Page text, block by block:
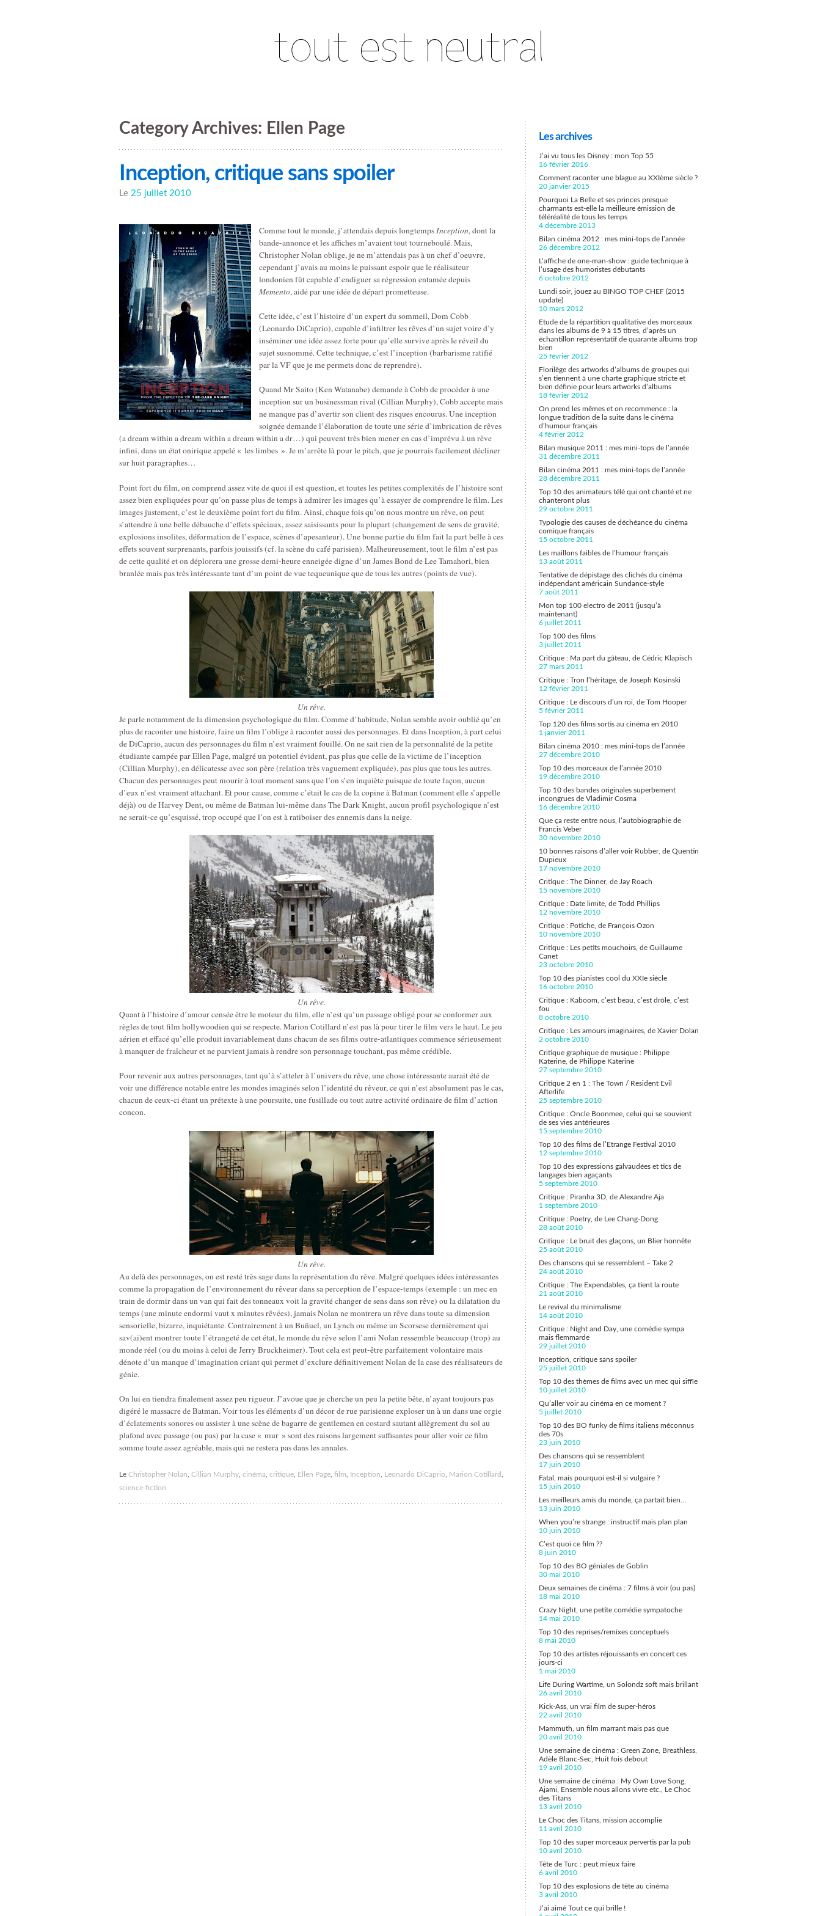
Category Archives: Ellen Page
Inception, critique sans spoiler
Le 25 juillet 2010
Comme tout le monde, j’attendais depuis longtempsInception, dont la
bande-annonce et les affiches m’avaient tout tourneboulé. Mais,
Christopher Nolan oblige, je ne m’attendais pas à un chef d’oeuvre,
cependant j’avais au moins le puissant espoir que le réalisateur
londonien fût capable d’endiguer sa régression entamée depuis
Memento, aidé par une idée de départ prometteuse.
Cette idée, c’est l’histoire d’un expert du sommeil, Dom Cobb
(Leonardo DiCaprio), capable d’infiltrer les rêves d’un sujet voire d’y
inséminer une idée assez forte pour qu’elle survive après le réveil du
sujet susnommé. Cette technique, c’est l’inception (barbarisme ratifié
par la VF que je me permets donc de reprendre).
Quand Mr Saito (Ken Watanabe) demande à Cobb de procéder à une
inception sur un businessman rival (Cillian Murphy), Cobb accepte mais
ne manque pas d’avertir son client des risques encourus. Une inception
soignée demande l’élaboration de toute une série d’imbrication de rêves
(a dream within a dream within a dream within a dr…) qui peuvent très bien mener en cas d’imprévu à un rêve
infini, dans un état onirique appelé « les limbes ». Je m’arrête là pour le pitch, que je pourrais facilement décliner
sur huit paragraphes…
Point fort du film, on comprend assez vite de quoi il est question, et toutes les petites complexités de l’histoire sont
assez bien expliquées pour qu’on passe plus de temps à admirer les images qu’à essayer de comprendre le film. Les
images justement, c’est le deuxième point fort du film. Ainsi, chaque fois qu’on nous montre un rêve, on peut
s’attendre à une belle débauche d’effets spéciaux, assez saisissants pour la plupart (changement de sens de gravité,
explosions insolites, déformation de l’espace, scènes d’apesanteur). Une bonne partie du film fait la part belle à ces
effets souvent surprenants, parfois jouissifs (cf. la scène du café parisien). Malheureusement, tout le film n’est pas
de cette qualité et on déplorera une grosse demi-heure enneigée digne d’un James Bond de Lee Tamahori, bien
branlée mais pas très intéressante tant d’un point de vue tequeunique que de tous les autres (points de vue).
Un rêve.
Je parle notamment de la dimension psychologique du film. Comme d’habitude, Nolan semble avoir oublié qu’en
plus de raconter une histoire, faire un film l’oblige à raconter aussi des personnages. Et dans Inception, à part celui
de DiCaprio, aucun des personnages du film n’est vraiment fouillé. On ne sait rien de la personnalité de la petite
étudiante campée par Ellen Page, malgré un potentiel évident, pas plus que celle de la victime de l’inception
(Cillian Murphy), en délicatesse avec son père (relation très vaguement expliquée), pas plus que tous les autres.
Chacun des personnages peut mourir à tout moment sans que l’on s’en inquiète puisque de toute façon, aucun
d’eux n’est vraiment attachant. Et pour cause, comme c’était le cas de la copine à Batman (comment elle s’appelle
déjà) ou de Harvey Dent, ou même de Batman lui-même dans The Dark Knight, aucun profil psychologique n’est
ne serait-ce qu’esquissé, trop occupé que l’on est à ratiboiser des ennemis dans la neige.
Un rêve.
Quant à l’histoire d’amour censée être le moteur du film, elle n’est qu’un passage obligé pour se conformer aux
règles de tout film hollywoodien qui se respecte. Marion Cotillard n’est pas là pour tirer le film vers le haut. Le jeu
aérien et effacé qu’elle produit invariablement dans chacun de ses films outre-atlantiques commence sérieusement
à manquer de fraîcheur et ne parvient jamais à rendre son personnage touchant, pas même crédible.
Pour revenir aux autres personnages, tant qu’à s’atteler à l’univers du rêve, une chose intéressante aurait été de
voir une différence notable entre les mondes imaginés selon l’identité du rêveur, ce qui n’est absolument pas le cas,
chacun de ceux-ci étant un prétexte à une poursuite, une fusillade ou tout autre activité ordinaire de film d’action
concon.
Un rêve.
Au delà des personnages, on est resté très sage dans la représentation du rêve. Malgré quelques idées intéressantes
comme la propagation de l’environnement du rêveur dans sa perception de l’espace-temps (exemple : un mec en
train de dormir dans un van qui fait des tonneaux voit la gravité changer de sens dans son rêve) ou la dilatation du
temps (une minute endormi vaut x minutes rêvées), jamais Nolan ne montrera un rêve dans toute sa dimension
sensorielle, bizarre, inquiétante. Contrairement à un Buñuel, un Lynch ou même un Scorsese dernièrement qui
sav(ai)ent montrer toute l’étrangeté de cet état, le monde du rêve selon l’ami Nolan ressemble beaucoup (trop) au
monde réel (ou du moins à celui de Jerry Bruckheimer). Tout cela est peut-être parfaitement volontaire mais
dénote d’un manque d’imagination criant qui permet d’exclure définitivement Nolan de la case des réalisateurs de
génie.
On lui en tiendra finalement assez peu rigueur. J’avoue que je cherche un peu la petite bête, n’ayant toujours pas
digéré le massacre de Batman. Voir tous les éléments d’un décor de rue parisienne exploser un à un dans une orgie
d’éclatements sonores ou assister à une scène de bagarre de gentlemen en costard sautant allègrement du sol au
plafond avec passage (ou pas) par la case « mur » sont des raisons largement suffisantes pour aller voir ce film
somme toute assez agréable, mais qui ne restera pas dans les annales.
Le Christopher Nolan Cillian Murphy, cinéma critique, Ellen Page, film Inception Leonardo DiCaprio Marion Cotillard
science-fiction
Les archives
J’ai vu tous les Disney : mon Top 55
16 février 2016
Comment raconter une blague au XXIème siècle ?
20 janvier 2015
Pourquoi La Belle et ses princes presque
charmants est-elle la meilleure émission de
téléréalité de tous les temps
4 décembre 2013
Bilan cinéma 2012 : mes mini-tops de l’année
26 décembre 2012
L’affiche de one-man-show : guide technique à
l’usage des humoristes débutants
6 octobre 2012
Lundi soir, jouez au BINGO TOP CHEF (2015
update)
10 mars 2012
Etude de la répartition qualitative des morceaux
dans les albums de 9 à 15 titres, d’après un
échantillon représentatif de quarante albums trop
bien
25 février 2012
Florilège des artworks d’albums de groupes qui
s’en tiennent à une charte graphique stricte et
bien définie pour leurs artworks d’albums
18 février 2012
On prend les mêmes et on recommence : la
longue tradition de la suite dans le cinéma
d’humour français
4 février 2012
Bilan musique 2011 : mes mini-tops de l’année
31 décembre 2011
Bilan cinéma 2011 : mes mini-tops de l’année
28 décembre 2011
Top 10 des animateurs télé qui ont chanté et ne
chanteront plus
29 octobre 2011
Typologie des causes de déchéance du cinéma
comique français
15 octobre 2011
Les maillons faibles de l’humour français
13 août 2011
Tentative de dépistage des clichés du cinéma
indépendant américain Sundance-style
7 août 2011
Mon top 100 electro de 2011 (jusqu’à
maintenant)
6 juillet 2011
Top 100 des films
3 juillet 2011
Critique : Ma part du gâteau, de Cédric Klapisch
27 mars 2011
Critique : Tron l’héritage, de Joseph Kosinski
12 février 2011
Critique : Le discours d’un roi, de Tom Hooper
5 février 2011
Top 120 des films sortis au cinéma en 2010
1 janvier 2011
Bilan cinéma 2010 : mes mini-tops de l’année
27 décembre 2010
Top 10 des morceaux de l’année 2010
19 décembre 2010
Top 10 des bandes originales superbement
incongrues de Vladimir Cosma
16 décembre 2010
Que ça reste entre nous, l’autobiographie de
Francis Veber
30 novembre 2010
10 bonnes raisons d’aller voir Rubber, de Quentin
Dupieux
17 novembre 2010
Critique : The Dinner, de Jay Roach
15 novembre 2010
Critique : Date limite, de Todd Phillips
12 novembre 2010
Critique : Potiche, de François Ozon
10 novembre 2010
Critique : Les petits mouchoirs, de Guillaume
Canet
23 octobre 2010
Top 10 des pianistes cool du XXIe siècle
16 octobre 2010
Critique : Kaboom, c’est beau, c’est drôle, c’est
fou
8 octobre 2010
Critique : Les amours imaginaires, de Xavier Dolan
2 octobre 2010
Critique graphique de musique : Philippe
Katerine, de Philippe Katerine
27 septembre 2010
Critique 2 en 1 : The Town / Resident Evil
Afterlife
25 septembre 2010
Critique : Oncle Boonmee, celui qui se souvient
de ses vies antérieures
15 septembre 2010
Top 10 des films de l’Etrange Festival 2010
12 septembre 2010
Top 10 des expressions galvaudées et tics de
langages bien agaçants
5 septembre 2010
Critique : Piranha 3D, de Alexandre Aja
1 septembre 2010
Critique : Poetry, de Lee Chang-Dong
28 août 2010
Critique : Le bruit des glaçons, un Blier honnête
25 août 2010
Des chansons qui se ressemblent – Take 2
24 août 2010
Critique : The Expendables, ça tient la route
21 août 2010
Le revival du minimalisme
14 août 2010
Critique : Night and Day, une comédie sympa
mais flemmarde
29 juillet 2010
Inception, critique sans spoiler
25 juillet 2010
Top 10 des thèmes de films avec un mec qui siffle
10 juillet 2010
Qu’aller voir au cinéma en ce moment ?
5 juillet 2010
Top 10 des BO funky de films italiens méconnus
des 70s
23 juin 2010
Des chansons qui se ressemblent
17 juin 2010
Fatal, mais pourquoi est-il si vulgaire ?
15 juin 2010
Les meilleurs amis du monde, ça partait bien…
13 juin 2010
When you’re strange : instructif mais plan plan
10 juin 2010
C’est quoi ce film ??
8 juin 2010
Top 10 des BO géniales de Goblin
30 mai 2010
Deux semaines de cinéma : 7 films à voir (ou pas)
18 mai 2010
Crazy Night, une petite comédie sympatoche
14 mai 2010
Top 10 des reprises/remixes conceptuels
8 mai 2010
Top 10 des artistes réjouissants en concert ces
jours-ci
1 mai 2010
Life During Wartime, un Solondz soft mais brillant
26 avril 2010
Kick-Ass, un vrai film de super-héros
22 avril 2010
Mammuth, un film marrant mais pas que
20 avril 2010
Une semaine de cinéma : Green Zone, Breathless,
Adèle Blanc-Sec, Huit fois debout
19 avril 2010
Une semaine de cinéma : My Own Love Song,
Ajami, Ensemble nous allons vivre etc., Le Choc
des Titans
13 avril 2010
Le Choc des Titans, mission accomplie
11 avril 2010
Top 10 des super morceaux pervertis par la pub
10 avril 2010
Tête de Turc : peut mieux faire
6 avril 2010
Top 10 des explosions de tête au cinéma
3 avril 2010
J’ai aimé Tout ce qui brille !